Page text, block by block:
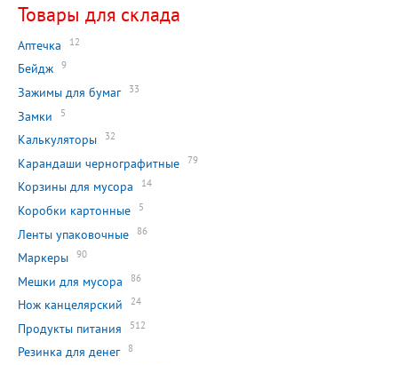
Товары для склада
Аптечка 12
Бейдж 9
Зажимы для бумаг 33
Замки 5
Калькуляторы 32
Карандаши чернографитные 79
Корзины для мусора 14
Коробки картонные 5
Ленты упаковочные 86
Маркеры 90
Мешки для мусора 86
Нож канцелярский 24
Продукты питания 512
Резинка для денег 8